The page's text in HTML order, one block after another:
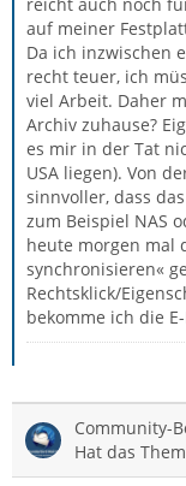
auf meiner
Da ich inzwischen
recht teuer, ich
viel Arbeit. Daher
Archiv zuhause?
es mir in der Tat
USA liegen). Von
sinnvoller, dass
zum Beispiel NAS
heute morgen mal
synchronisieren«
Rechtsklick/
bekomme ich die
Community-
Hat das